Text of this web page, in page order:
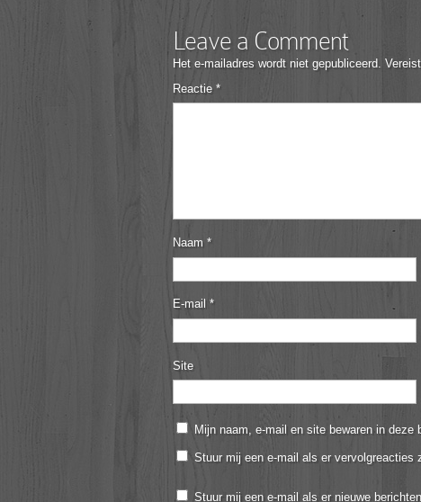
Leave a Comment
Het e-mailadres wordt niet gepubliceerd.
Reactie *
Naam *
E-mail *
Site
Mijn naam, e-mail en site bewaren in
Stuur mij een e-mail als er vervolgreacties
Stuur mij een e-mail als er nieuwe